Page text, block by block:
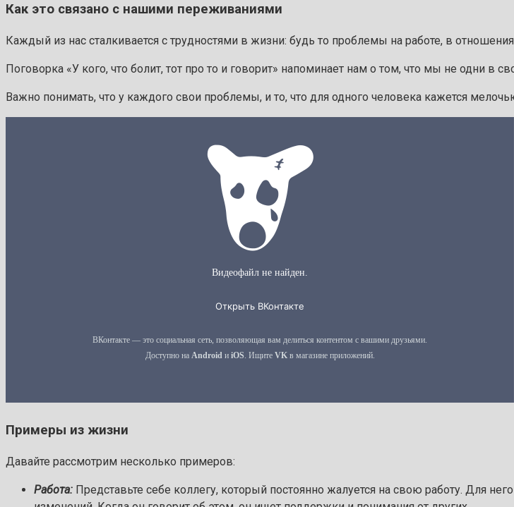
Как это связано с нашими переживаниями
Каждый из нас сталкивается с трудностями в жизни: будь то проблемы на работе, в
Поговорка «У кого, что болит, тот про то и говорит» напоминает нам о том, что мы не одни в
Важно понимать, что у каждого свои проблемы, и то, что для одного человека кажется
Примеры из жизни
Давайте рассмотрим несколько примеров:
Работа: Представьте себе коллегу, который постоянно жалуется на свою работу. Для